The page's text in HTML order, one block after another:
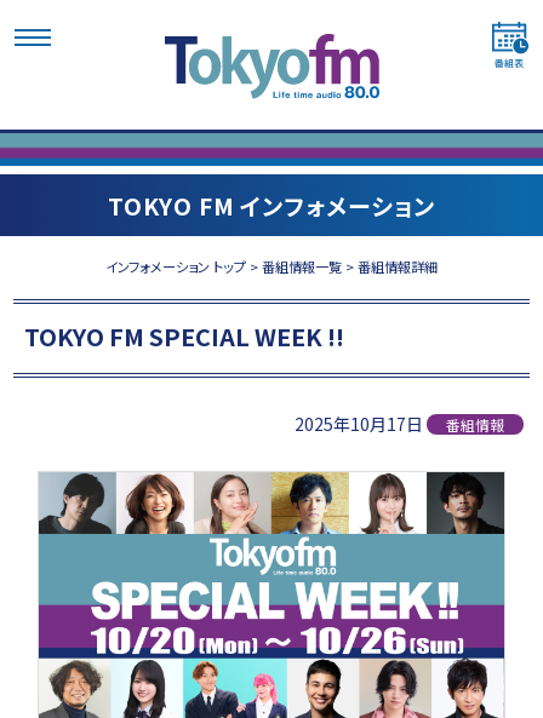
TOKYO FM インフォメーション
インフォメーション トップ >番組情報一覧 > 番組情報詳細
TOKYO FM SPECIAL WEEK !!
2025年10月17日 番組情報